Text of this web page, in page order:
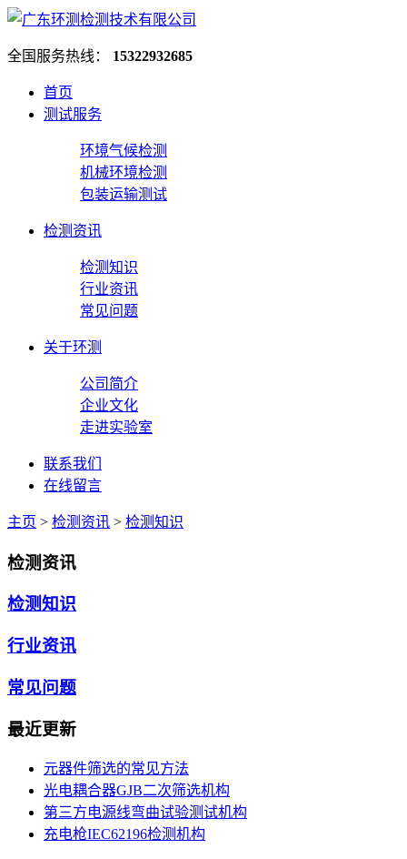
全国服务热线： 15322932685
首页
测试服务
环境气候检测
机械环境检测
包装运输测试
检测资讯
检测知识
行业资讯
常见问题
关于环测
公司简介
企业文化
走进实验室
联系我们
在线留言
主页 > 检测资讯 > 检测知识
检测资讯
检测知识
行业资讯
常见问题
最近更新
元器件筛选的常见方法
光电耦合器GJB二次筛选机构
第三方电源线弯曲试验测试机构
充电枪IEC62196检测机构